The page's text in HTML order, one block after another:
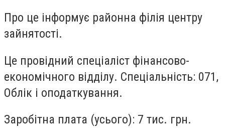
Про це інформує районна філія центру
зайнятості.
Це провідний спеціаліст фінансово-
економічного відділу. Спеціальність: 071,
Облік і оподаткування.
Заробітна плата (усього): 7 тис. грн.